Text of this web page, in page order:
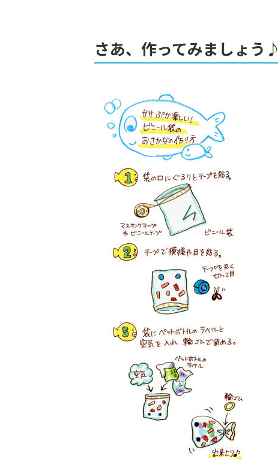
さあ、作ってみましょう♪